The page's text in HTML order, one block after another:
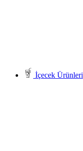
İçecek Ürünleri